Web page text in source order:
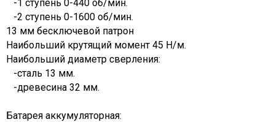
-1 ступень 0-440 об/мин.
-2 ступень 0-1600 об/мин.
13 мм бесключевой патрон
Наибольший крутящий момент 45 Н/м.
Наибольший диаметр сверления:
-сталь 13 мм.
-древесина 32 мм.
Батарея аккумуляторная: